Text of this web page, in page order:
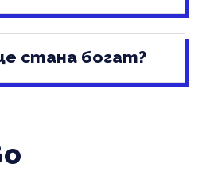
стана богат?